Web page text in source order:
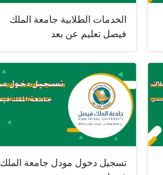
الخدمات الطلابية جامعة الملك
فيصل تعليم عن بعد
تسجيل دخول مودل جامعة الملك